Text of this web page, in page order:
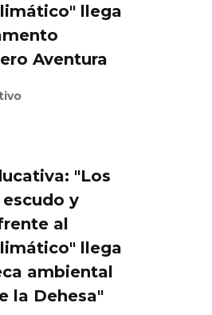
llega
Aventura
"Los
y
al
llega
ambiental
la Dehesa"